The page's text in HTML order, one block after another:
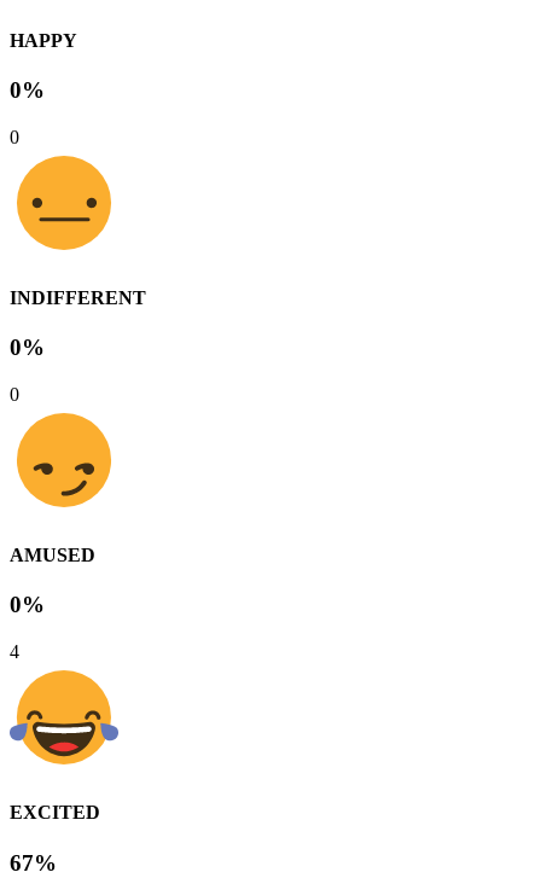
HAPPY
0%
0
INDIFFERENT
0%
0
AMUSED
0%
4
EXCITED
67%